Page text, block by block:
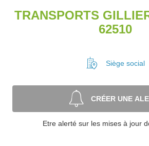
TRANSPORTS
62510
Siège social
CRÉER UNE
Etre alerté sur les mises à jour